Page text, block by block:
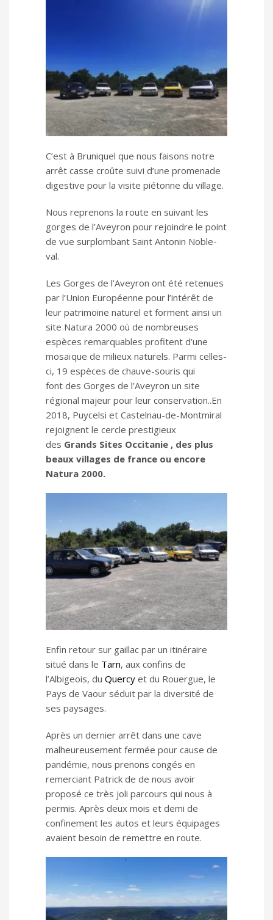
C’est à Bruniquel que nous faisons notre
arrêt casse croûte suivi d’une promenade
digestive pour la visite piétonne du village.
Nous reprenons la route en suivant les
gorges de l’Aveyron pour rejoindre le point
de vue surplombant Saint Antonin Noble-
val.
Les Gorges de l’Aveyron ont été retenues
par l’Union Européenne pour l’intérêt de
leur patrimoine naturel et forment ainsi un
site Natura 2000 où de nombreuses
espèces remarquables profitent d’une
mosaïque de milieux naturels. Parmi celles-
ci, 19 espèces de chauve-souris qui
font des Gorges de l’Aveyron un site
régional majeur pour leur conservation..En
2018, Puycelsi et Castelnau-de-Montmiral
rejoignent le cercle prestigieux
des Grands Sites Occitanie , des plus
beaux villages de france ou encore
Natura 2000.
Enfin retour sur gaillac par un itinéraire
situé dans le Tarn, aux confins de
l’Albigeois, du Quercy et du Rouergue, le
Pays de Vaour séduit par la diversité de
ses paysages.
Après un dernier arrêt dans une cave
malheureusement fermée pour cause de
pandémie, nous prenons congés en
remerciant Patrick de de nous avoir
proposé ce très joli parcours qui nous à
permis. Après deux mois et demi de
confinement les autos et leurs équipages
avaient besoin de remettre en route.